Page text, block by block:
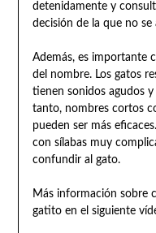
detenidamente y
decisión de la que no
Además, es importante
del nombre. Los gatos
tienen sonidos agudos
tanto, nombres cortos
pueden ser más
con sílabas muy
confundir al gato.
Más información sobre
gatito en el siguiente